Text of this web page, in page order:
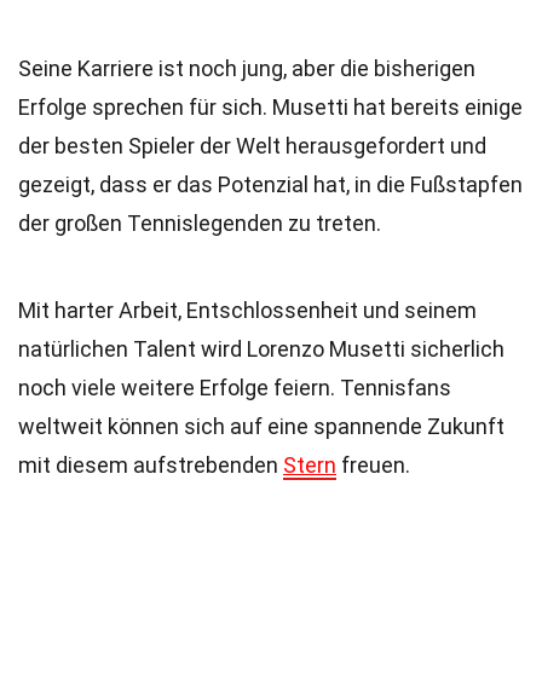
Seine Karriere ist noch jung, aber die bisherigen
Erfolge sprechen für sich. Musetti hat bereits einige
der besten Spieler der Welt herausgefordert und
gezeigt, dass er das Potenzial hat, in die Fußstapfen
der großen Tennislegenden zu treten.
Mit harter Arbeit, Entschlossenheit und seinem
natürlichen Talent wird Lorenzo Musetti sicherlich
noch viele weitere Erfolge feiern. Tennisfans
weltweit können sich auf eine spannende Zukunft
mit diesem aufstrebenden Stern freuen.